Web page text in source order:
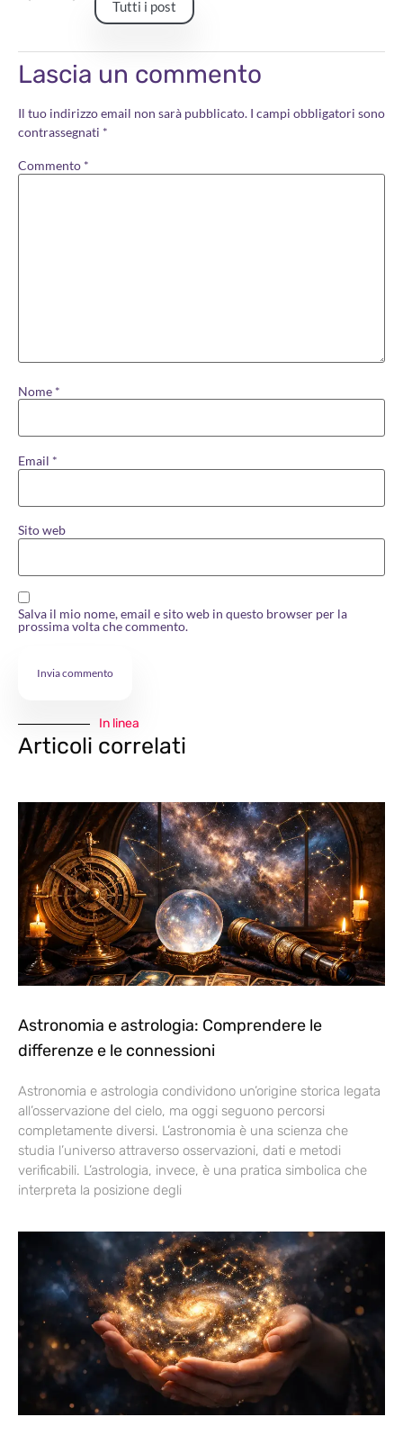
Tutti i post
Lascia un commento
Il tuo indirizzo email non sarà pubblicato. I campi obbligatori sono
contrassegnati *
Commento *
Nome *
Email *
Sito web
Salva il mio nome, email e sito web in questo browser per la
prossima volta che commento.
In linea
Articoli correlati
Astronomia e astrologia: Comprendere le
differenze e le connessioni
Astronomia e astrologia condividono un’origine storica legata
all’osservazione del cielo, ma oggi seguono percorsi
completamente diversi. L’astronomia è una scienza che
studia l’universo attraverso osservazioni, dati e metodi
verificabili. L’astrologia, invece, è una pratica simbolica che
interpreta la posizione degli